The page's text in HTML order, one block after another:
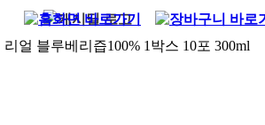
얼 블루베리즙100% 1박스 10포 300ml